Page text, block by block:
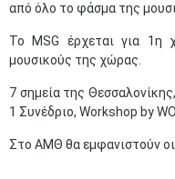
από όλο το φάσμα της
Το MSG έρχεται για 1η
μουσικούς της χώρας.
7 σημεία της
1 Συνέδριο, Workshop by
Στο ΑΜΘ θα εμφανιστούν